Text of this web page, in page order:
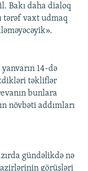
Bakı daha dialoq
tərəf vaxt udmaq
14-də
təkliflər
bunlara
növbəti addımları
gündəlikdə nə
görüşləri